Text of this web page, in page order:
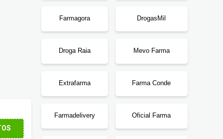
Farmagora DrogasMil
Droga Raia Mevo Farma
Extrafarma Farma Conde
Farmadelivery Oficial Farma